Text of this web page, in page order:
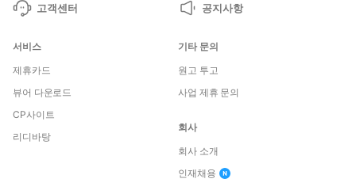
고객센터 공지사항
서비스
제휴카드
뷰어 다운로드
CP사이트
리디바탕
기타 문의
원고 투고
사업 제휴 문의
회사
회사 소개
인재채용